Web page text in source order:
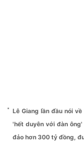
Lê Giang lần đầu nói
'hết duyên với đàn ông'
đảo hơn 300 tỷ đồng,